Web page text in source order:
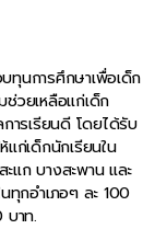
ทุนการศึกษาเพื่อเด็ก
ช่วยเหลือแก่เด็ก
ารเรียนดี โดยได้รับ
ก่เด็กนักเรียนใน
แก บางสะพาน และ
กอำเภอๆ ละ 100
บาท.